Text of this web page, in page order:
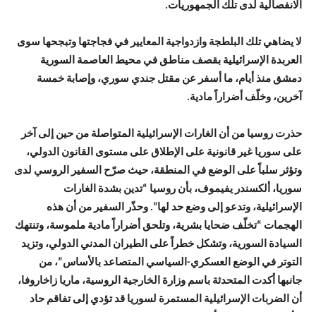
الانفصالية لدى تلك الجمهوريات.
لا يضاهي تلك البلطجة وازدواجية المعايير في فجاجتها وتبجحها سوى
العربدة الإسرائيلية بقصف مناطق في محيط العاصمة السورية
دمشق منذ أيام، ما أسفر عن مقتل جندي سوري، وإصابة خمسة
آخرين، وخلّف أضراراً مادية.
حذرت روسيا من أن الغارات الإسرائيلية المتواصلة من حين إلى آخر
على سوريا غير قانونية على الإطلاق على مستوى القانون الدولي،
وتؤثر سلباً على الوضع في المنطقة، حيث صرّح السفير الروسي لدى
سوريا، ألكسندر يفيموف، بأن روسيا “تدين بشدة الغارات
الإسرائيلية، وتدعو إلى وضع حد لها”. وحذّر السفير من أن هذه
الهجمات “تخلّف ضحايا بشرية، وتلحق أضراراً مادية ملموسة، وتنتهك
السيادة السورية، وتشكل خطراً على الطيران المدني الدولي، وتزيد
التوتر في الوضع العسكري-السياسي المتصاعد بالأساس”، من
جانبها أكدت المتحدثة باسم وزارة الخارجية الروسية، ماريا زاخاروفا،
أن الضربات الإسرائيلية المستمرة لسوريا قد تؤدي إلى تفاقم حاد